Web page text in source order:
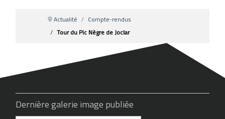
Actualité
Compte-rendus
Tour du Pic Nègre de Joclar
Dernière galerie image publiée